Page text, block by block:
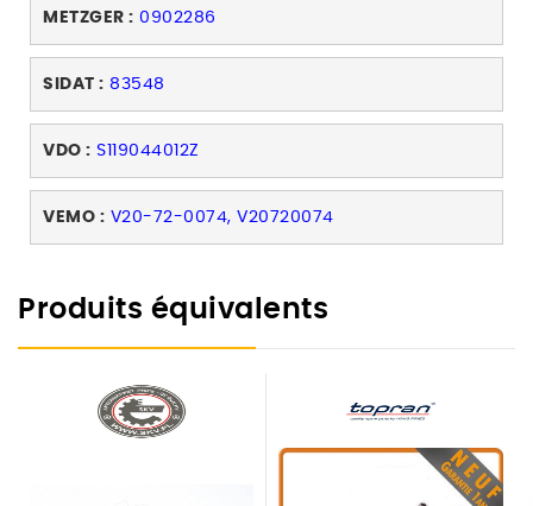
METZGER : 0902286
SIDAT : 83548
VDO : S119044012Z
VEMO : V20-72-0074, V20720074
Produits équivalents